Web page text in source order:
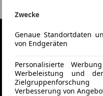
Zwecke
Genaue Standortdaten
von Endgeräten
Personalisierte
Werbeleistung und
Verbesserung von